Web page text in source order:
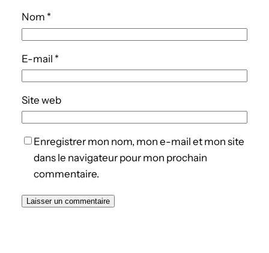
Nom *
E-mail *
Site web
Enregistrer mon nom, mon e-mail et mon site
dans le navigateur pour mon prochain
commentaire.